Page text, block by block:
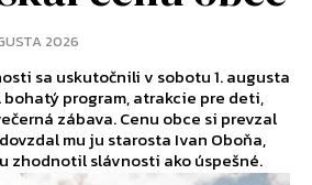
2026
sa uskutočnili v sobotu 1. augusta
program, atrakcie pre deti,
zábava. Cenu obce si prevzal
mu ju starosta Ivan Oboňa,
zhodnotil slávnosti ako úspešné.